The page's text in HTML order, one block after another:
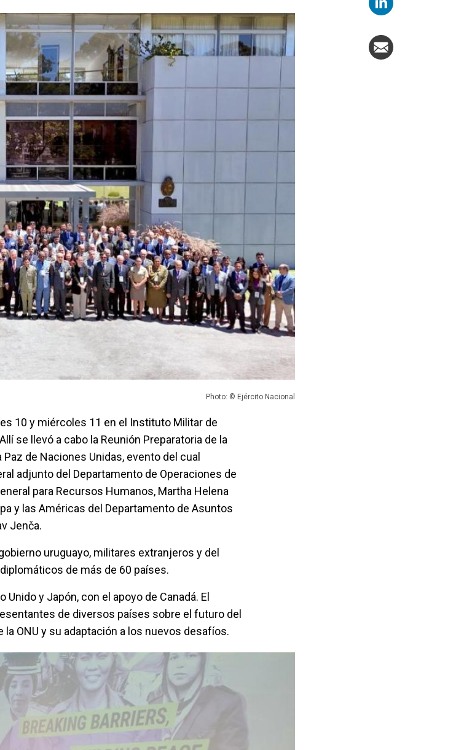
Photo: © Ejército Nacional
10 y miércoles 11 en el Instituto Militar de
se llevó a cabo la Reunión Preparatoria de la
de Naciones Unidas, evento del cual
adjunto del Departamento de Operaciones de
para Recursos Humanos, Martha Helena
y las Américas del Departamento de Asuntos
Jenča.
uruguayo, militares extranjeros y del
de más de 60 países.
y Japón, con el apoyo de Canadá. El
de diversos países sobre el futuro del
ONU y su adaptación a los nuevos desafíos.